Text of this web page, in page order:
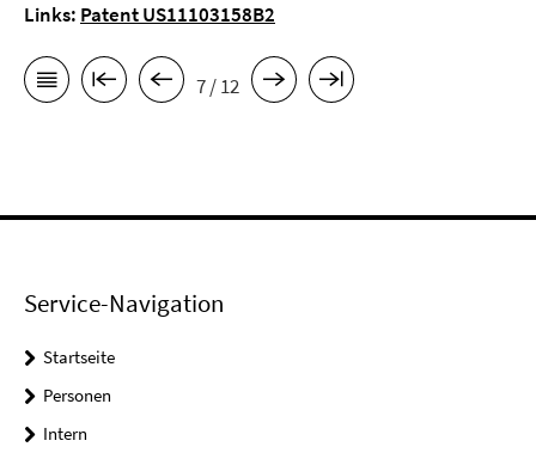
Links: Patent US11103158B2
7 / 12
Service-Navigation
Startseite
Personen
Intern